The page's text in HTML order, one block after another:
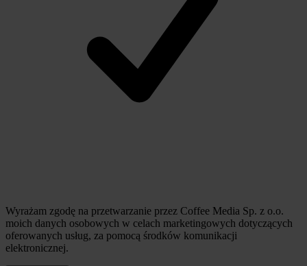
Wyrażam zgodę na przetwarzanie przez Coffee Media Sp. z o.o.
moich danych osobowych w celach marketingowych dotyczących
oferowanych usług, za pomocą środków komunikacji
elektronicznej.